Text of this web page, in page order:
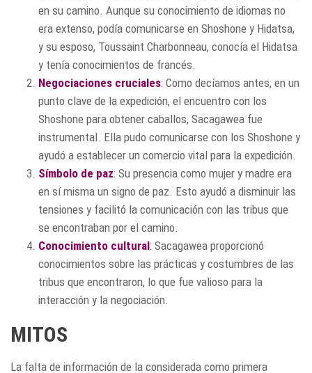
en su camino. Aunque su conocimiento de idiomas no
era extenso, podía comunicarse en Shoshone y Hidatsa,
y su esposo, Toussaint Charbonneau, conocía el Hidatsa
y tenía conocimientos de francés.
Negociaciones cruciales: Como decíamos antes, en un
punto clave de la expedición, el encuentro con los
Shoshone para obtener caballos, Sacagawea fue
instrumental. Ella pudo comunicarse con los Shoshone y
ayudó a establecer un comercio vital para la expedición.
Símbolo de paz: Su presencia como mujer y madre era
en sí misma un signo de paz. Esto ayudó a disminuir las
tensiones y facilitó la comunicación con las tribus que
se encontraban por el camino.
Conocimiento cultural: Sacagawea proporcionó
conocimientos sobre las prácticas y costumbres de las
tribus que encontraron, lo que fue valioso para la
interacción y la negociación.
MITOS
La falta de información de la considerada como primera